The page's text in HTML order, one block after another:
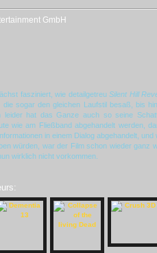
GmbH
fasziniert, wie detailgetreuSilent Hill
die sogar den gleichen Laufstil besaß, bis
leider hat das Ganze auch so seine
wie am Fließband abgehandelt werden,
in einem Dialog abgehandelt,
würden, war der Film schon wieder ganz
wirklich nicht vorkommen.